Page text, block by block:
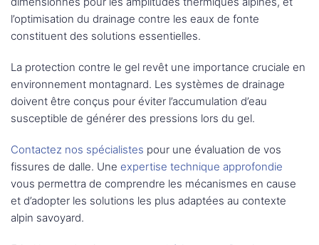
l’optimisation du drainage contre les eaux de fonte
constituent des solutions essentielles.
La protection contre le gel revêt une importance cruciale en
environnement montagnard. Les systèmes de drainage
doivent être conçus pour éviter l’accumulation d’eau
susceptible de générer des pressions lors du gel.
Contactez nos spécialistes pour une évaluation de vos
fissures de dalle. Une expertise technique approfondie
vous permettra de comprendre les mécanismes en cause
et d’adopter les solutions les plus adaptées au contexte
alpin savoyard.